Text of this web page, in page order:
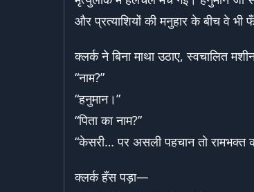
और प्रत्याशियों की मनुहार के बीच वे भी
क्लर्क ने बिना माथा उठाए, स्वचालित
“नाम?”
“हनुमान।”
“पिता का नाम?”
“केसरी… पर असली पहचान तो रामभक्त
क्लर्क हँस पड़ा—